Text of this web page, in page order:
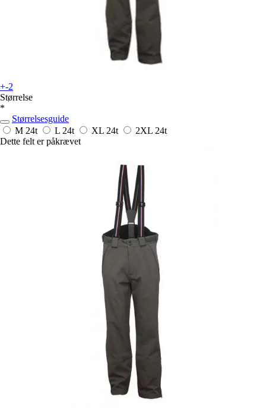
+-2
Størrelse
*
Størrelsesguide
M 24t L 24t XL 24t 2XL 24t
Dette felt er påkrævet